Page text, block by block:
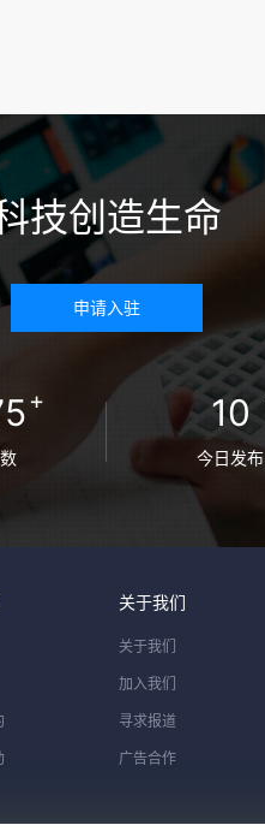
技创造生命
申请入驻
+ 10
今日发布
关于我们
关于我们
加入我们
寻求报道
广告合作